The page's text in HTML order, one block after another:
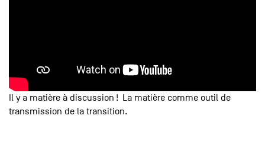
Il y a matière à discussion ! La matière comme outil de
transmission de la transition.